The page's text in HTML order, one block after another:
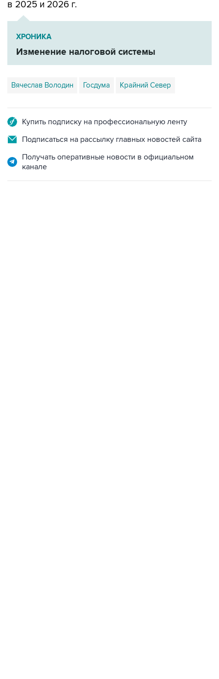
ХРОНИКА
Изменение налоговой системы
Вячеслав Володин Госдума Крайний Север
Подписаться на рассылку главных новостей сайта
Получать оперативные новости в официальном